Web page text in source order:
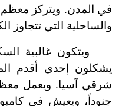
في المدن. ويتركز
والساحلية التي تتجاوز الكثافة
ويتكون غالبية
يشكلون إحدى أقدم
شرقي آسيا. ويعمل